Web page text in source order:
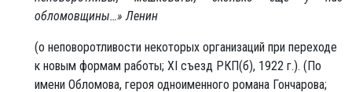
обломовщины…» Ленин
(о неповоротливости некоторых организаций при переходе
к новым формам работы; XI съезд РКП(б), 1922 г.). (По
имени Обломова, героя одноименного романа Гончарова;